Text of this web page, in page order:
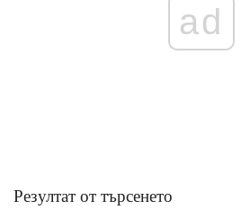
ad
Резултат от търсенето